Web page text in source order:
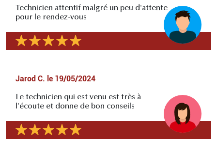
Technicien attentif malgré un peu d'attente
pour le rendez-vous
Jarod C. le 19/05/2024
Le technicien qui est venu est très à
l'écoute et donne de bon conseils